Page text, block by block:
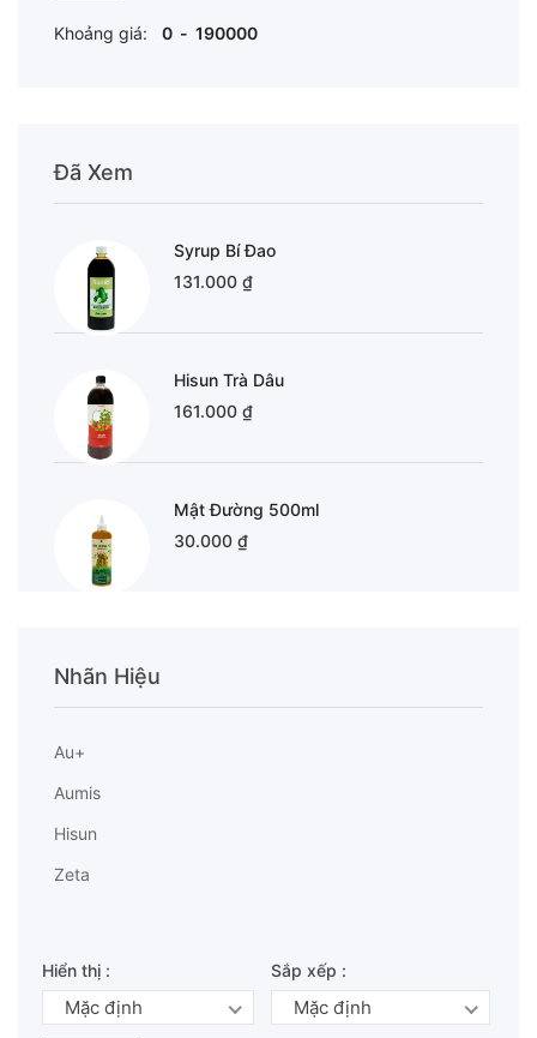
Khoảng giá:
Đã Xem
Syrup Bí Đao
131.000 ₫
Hisun Trà Dâu
161.000 ₫
Mật Đường 500ml
30.000 ₫
Nhãn Hiệu
Au+
Aumis
Hisun
Zeta
Hiển thị :
Mặc định
Sắp xếp :
Mặc định